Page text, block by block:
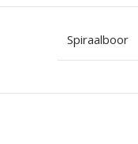
Spiraalboor